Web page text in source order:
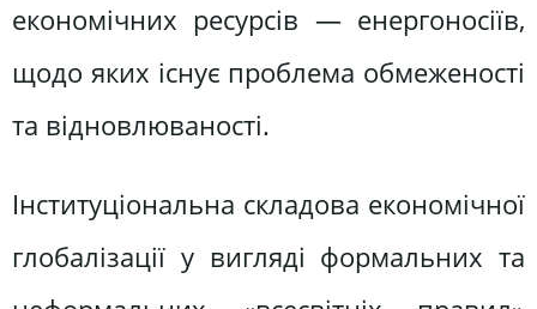
економічних ресурсів — енергоносіїв,
щодо яких існує проблема обмеженості
та відновлюваності.
Інституціональна складова економічної
глобалізації у вигляді формальних та